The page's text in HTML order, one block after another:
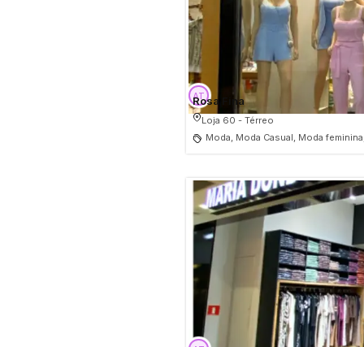
Rosa Fina
Loja 60 - Térreo
Moda, Moda Casual, Moda